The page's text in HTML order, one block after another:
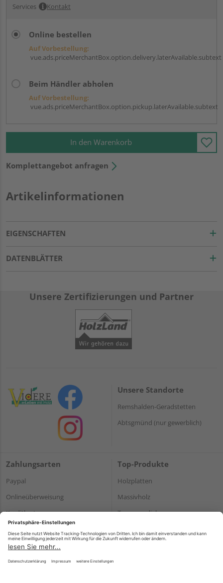
Services Kontakt
Online bestellen
Auf Vorbestellung:
vue.ads.priceMerchantBox.option.delivery.laterAvailable.subtext
Beim Händler abholen
Auf Vorbestellung:
vue.ads.priceMerchantBox.option.pickup.laterAvailable.subtext
In den Warenkorb
Komplettangebot anfragen
Artikelinformationen
EIGENSCHAFTEN
DATENBLÄTTER
Unsere Zertifizierungen und Partner
Unsere Standorte
Remshalden-Geradstetten
Abtsgmünd (nur gewerblich)
Zahlungsarten
Paypal
Onlineüberweisung
Kreditkarte
*Bonität vorausgesetzt
Top-Produkte
Holzplatten
Massivholz
Terrassendielen